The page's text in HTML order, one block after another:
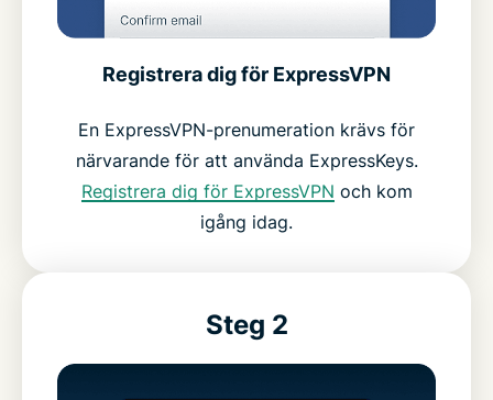
Registrera dig för ExpressVPN
En ExpressVPN-prenumeration krävs för
närvarande för att använda ExpressKeys.
Registrera dig för ExpressVPN och kom
igång idag.
Steg 2